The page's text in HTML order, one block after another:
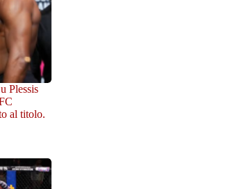
Plessis
al titolo.